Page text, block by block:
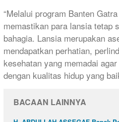
“Melalui program Banten
memastikan para lansia tetap
bahagia. Lansia merupakan
mendapatkan perhatian,
kesehatan yang memadai
dengan kualitas hidup yang
BACAAN LAINNYA